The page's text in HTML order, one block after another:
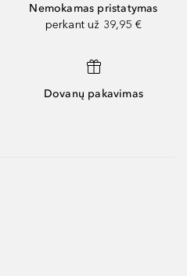
Nemokamas pristatymas
perkant už 39,95 €
Dovanų pakavimas